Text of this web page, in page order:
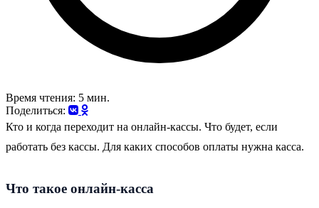
Время чтения: 5 мин.
Поделиться:
Кто и когда переходит на онлайн-кассы. Что будет, если
работать без кассы. Для каких способов оплаты нужна касса.
Что такое онлайн-касса